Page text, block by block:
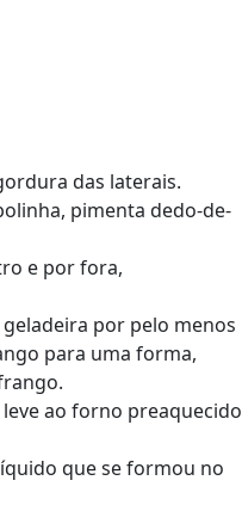
das laterais.
pimenta dedo-de-
e por fora,
por pelo menos
para uma forma,
ao forno preaquecido
que se formou no